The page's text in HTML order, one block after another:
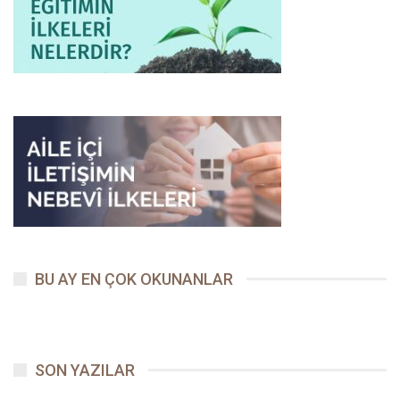
toplumdaki yansıma ve temsili de önemliydi. Ses, Allah
tarafından verilmiş büyük bir nimetti ve bu nimet, Kur’ân
okunurken kendini göstermeli, ortaya güzel bir ses ahenk ve
– Kur’ân’ı seslerinizle tezyin ediniz,[7] mânâsındaki emir de
zaten bunu ifade etmekteydi. Ashabı arasında, güzel sesiyle
Kur’ân okuyan birisini gördüğünde başını sıvazlayacak ve:
Davud(aleyhisselâm)’ın sesindeki ahenge benzer bir kabiliyet
verilmiş,[8] diyerek takdir edecekti. Çünkü O (sallallahu aleyhi ve
buyuruyordu.
BU AY EN ÇOK OKUNANLAR
SON YAZILAR